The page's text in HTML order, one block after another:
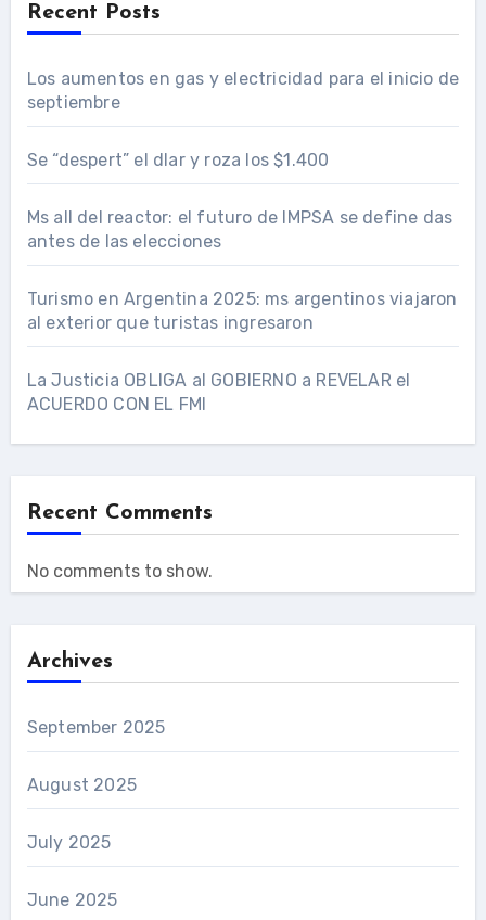
Recent Posts
Los aumentos en gas y electricidad para el inicio de
septiembre
Se “despert” el dlar y roza los $1.400
Ms all del reactor: el futuro de IMPSA se define das
antes de las elecciones
Turismo en Argentina 2025: ms argentinos viajaron
al exterior que turistas ingresaron
La Justicia OBLIGA al GOBIERNO a REVELAR el
ACUERDO CON EL FMI
Recent Comments
No comments to show.
Archives
September 2025
August 2025
July 2025
June 2025